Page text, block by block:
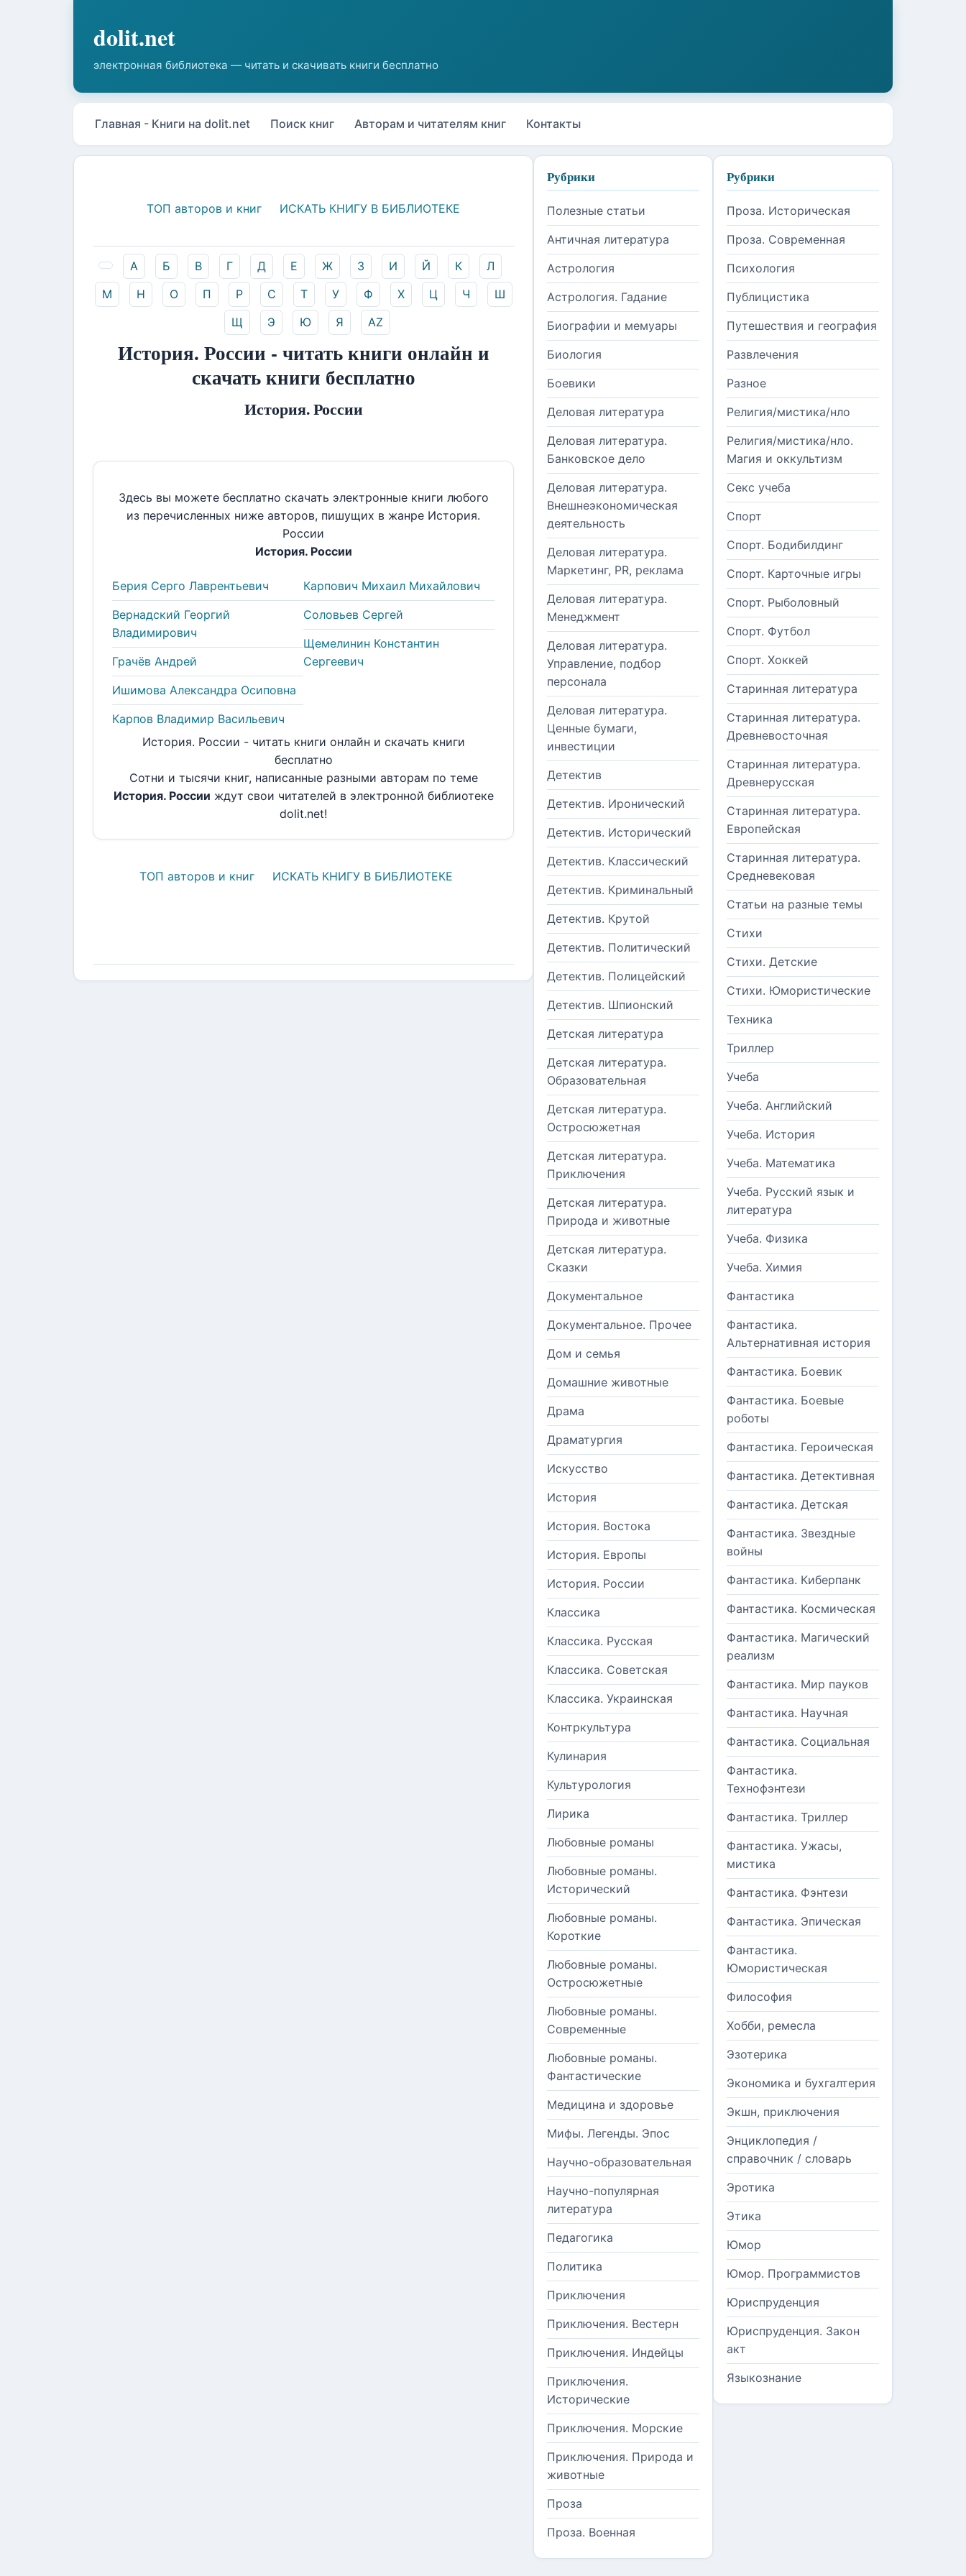
Главная - Книги на dolit.net Поиск книг Авторам и читателям книг Контакты
ТОП авторов и книг ИСКАТЬ КНИГУ В БИБЛИОТЕКЕ
А Б В Г Д Е Ж З И Й К
Л
М
Н О П Р С Т У Ф Х Ц Ч
Ш
Щ
Э Ю Я AZ
История. России - читать книги онлайн и
скачать книги бесплатно
История. России
Здесь вы можете бесплатно скачать электронные книги любого
из перечисленных ниже авторов, пишущих в жанре История.
России
История. России
Берия Серго Лаврентьевич
Вернадский Георгий
Владимирович
Грачёв Андрей
Ишимова Александра Осиповна
Карпов Владимир Васильевич
Карпович Михаил Михайлович
Соловьев Сергей
Щемелинин Константин
Сергеевич
История. России - читать книги онлайн и скачать книги
бесплатно
Сотни и тысячи книг, написанные разными авторам по теме
История. России ждут свои читателей в электронной библиотеке
dolit.net!
ТОП авторов и книг ИСКАТЬ КНИГУ В БИБЛИОТЕКЕ
Рубрики
Полезные статьи
Античная литература
Астрология
Астрология. Гадание
Биографии и мемуары
Биология
Боевики
Деловая литература
Деловая литература.
Банковское дело
Деловая литература.
Внешнеэкономическая
деятельность
Деловая литература.
Маркетинг, PR, реклама
Деловая литература.
Менеджмент
Деловая литература.
Управление, подбор
персонала
Деловая литература.
Ценные бумаги,
инвестиции
Детектив
Детектив. Иронический
Детектив. Исторический
Детектив. Классический
Детектив. Криминальный
Детектив. Крутой
Детектив. Политический
Детектив. Полицейский
Детектив. Шпионский
Детская литература
Детская литература.
Образовательная
Детская литература.
Остросюжетная
Детская литература.
Приключения
Детская литература.
Природа и животные
Детская литература.
Сказки
Документальное
Документальное. Прочее
Дом и семья
Домашние животные
Драма
Драматургия
Искусство
История
История. Востока
История. Европы
История. России
Классика
Классика. Русская
Классика. Советская
Классика. Украинская
Контркультура
Кулинария
Культурология
Лирика
Любовные романы
Любовные романы.
Исторический
Любовные романы.
Короткие
Любовные романы.
Остросюжетные
Любовные романы.
Современные
Любовные романы.
Фантастические
Медицина и здоровье
Мифы. Легенды. Эпос
Научно-образовательная
Научно-популярная
литература
Педагогика
Политика
Приключения
Приключения. Вестерн
Приключения. Индейцы
Приключения.
Исторические
Приключения. Морские
Приключения. Природа и
животные
Проза
Проза. Военная
Рубрики
Проза. Историческая
Проза. Современная
Психология
Публицистика
Путешествия и география
Развлечения
Разное
Религия/мистика/нло
Религия/мистика/нло.
Магия и оккультизм
Секс учеба
Спорт
Спорт. Бодибилдинг
Спорт. Карточные игры
Спорт. Рыболовный
Спорт. Футбол
Спорт. Хоккей
Старинная литература
Старинная литература.
Древневосточная
Старинная литература.
Древнерусская
Старинная литература.
Европейская
Старинная литература.
Средневековая
Статьи на разные темы
Стихи
Стихи. Детские
Стихи. Юмористические
Техника
Триллер
Учеба
Учеба. Английский
Учеба. История
Учеба. Математика
Учеба. Русский язык и
литература
Учеба. Физика
Учеба. Химия
Фантастика
Фантастика.
Альтернативная история
Фантастика. Боевик
Фантастика. Боевые
роботы
Фантастика. Героическая
Фантастика. Детективная
Фантастика. Детская
Фантастика. Звездные
войны
Фантастика. Киберпанк
Фантастика. Космическая
Фантастика. Магический
реализм
Фантастика. Мир пауков
Фантастика. Научная
Фантастика. Социальная
Фантастика.
Технофэнтези
Фантастика. Триллер
Фантастика. Ужасы,
мистика
Фантастика. Фэнтези
Фантастика. Эпическая
Фантастика.
Юмористическая
Философия
Хобби, ремесла
Эзотерика
Экономика и бухгалтерия
Экшн, приключения
Энциклопедия /
справочник / словарь
Эротика
Этика
Юмор
Юмор. Программистов
Юриспруденция
Юриспруденция. Закон
акт
Языкознание